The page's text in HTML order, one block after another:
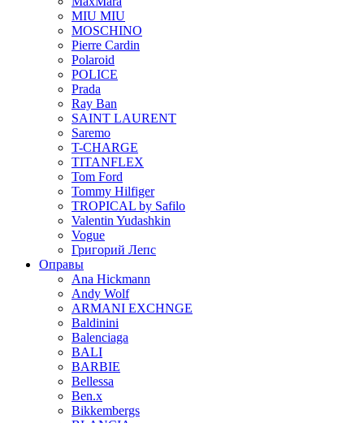
MIU MIU
MOSCHINO
Pierre Cardin
Polaroid
POLICE
Prada
Ray Ban
SAINT LAURENT
Saremo
T-CHARGE
TITANFLEX
Tom Ford
Tommy Hilfiger
TROPICAL by Safilo
Valentin Yudashkin
Vogue
Григорий Лепс
Оправы
Ana Hickmann
Andy Wolf
ARMANI EXCHNGE
Baldinini
Balenciaga
BALI
BARBIE
Bellessa
Ben.x
Bikkembergs